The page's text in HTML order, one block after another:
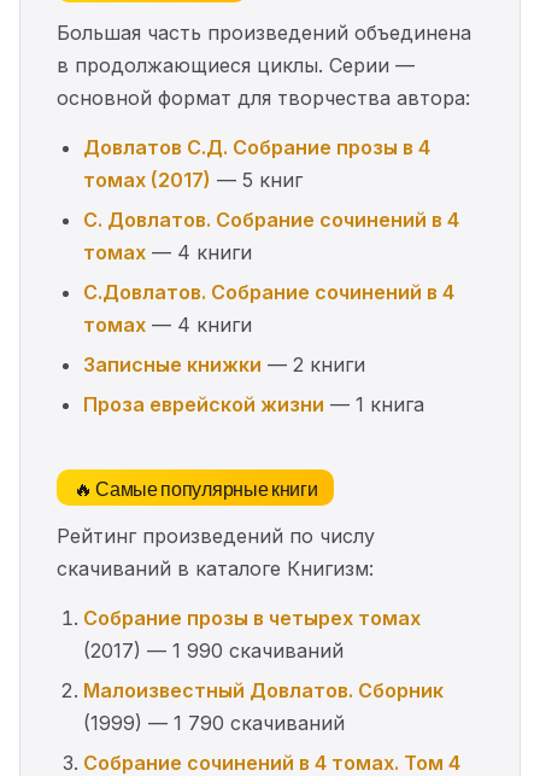
Большая часть произведений объединена
в продолжающиеся циклы. Серии —
основной формат для творчества автора:
Довлатов С.Д. Собрание прозы в 4
томах (2017) — 5 книг
С. Довлатов. Собрание сочинений в 4
томах — 4 книги
С.Довлатов. Собрание сочинений в 4
томах — 4 книги
Записные книжки — 2 книги
Проза еврейской жизни — 1 книга
🔥 Самые популярные книги
Рейтинг произведений по числу
скачиваний в каталоге Книгизм:
Собрание прозы в четырех томах
(2017) — 1 990 скачиваний
Малоизвестный Довлатов. Сборник
(1999) — 1 790 скачиваний
Собрание сочинений в 4 томах. Том 4